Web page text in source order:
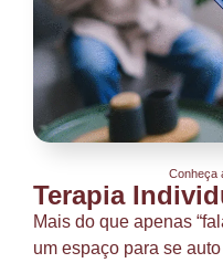
Conheça
Terapia
Mais do que apenas
um espaço para se